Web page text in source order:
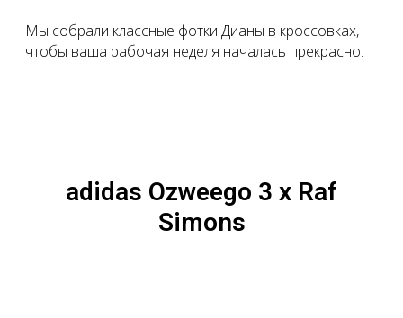
Мы собрали классные фотки Дианы в кроссовках,
чтобы ваша рабочая неделя началась прекрасно.
adidas Ozweego 3 x Raf
Simons